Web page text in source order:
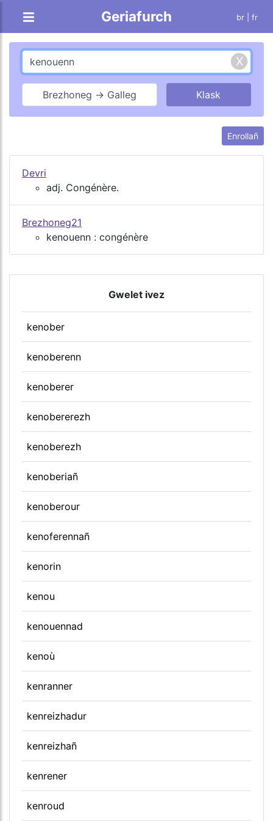
Geriafurch br | fr
Brezhoneg → Galleg
Enrollañ
Devri
adj. Congénère.
Brezhoneg21
kenouenn : congénère
Gwelet ivez
kenober
kenoberenn
kenoberer
kenobererezh
kenoberezh
kenoberiañ
kenoberour
kenoferennañ
kenorin
kenou
kenouennad
kenoù
kenranner
kenreizhadur
kenreizhañ
kenrener
kenroud